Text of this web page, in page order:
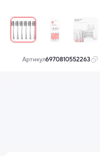
Артикул:6970810552263